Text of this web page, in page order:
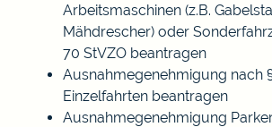
Arbeitsmaschinen (z.B.
Mähdrescher) oder
70 StVZO beantragen
Ausnahmegenehmigung nach
Einzelfahrten beantragen
Ausnahmegenehmigung